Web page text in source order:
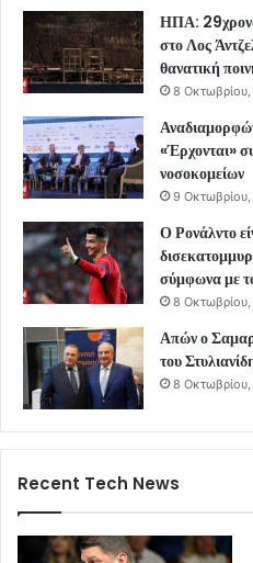
ΗΠΑ:
στο Λος
θανατική
8
«Έρχονται»
νοσοκομείων
9
Ο Ρονάλντο
σύμφωνα με
8
Απών ο
του
8
Recent Tech News